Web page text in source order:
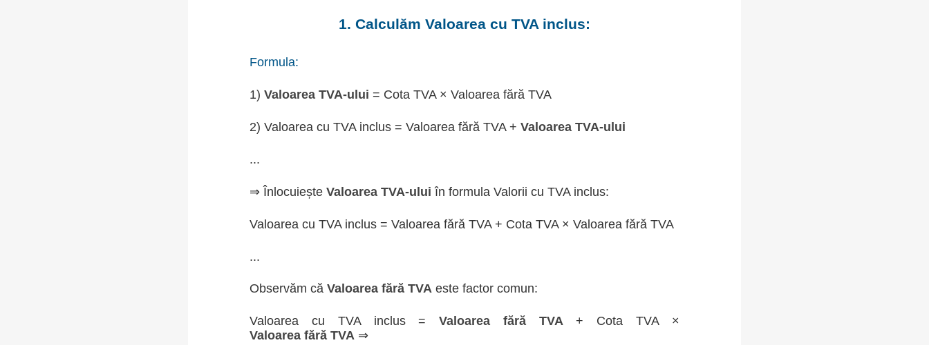
1. Calculăm Valoarea cu TVA inclus:
Formula:
1)Valoarea TVA-ului = Cota TVA × Valoarea fără TVA
2) Valoarea cu TVA inclus = Valoarea fără TVA +Valoarea TVA-ului
...
⇒ ÎnlocuieșteValoarea TVA-ului în formula Valorii cu TVA inclus:
Valoarea cu TVA inclus = Valoarea fără TVA + Cota TVA × Valoarea fără TVA
...
Observăm căValoarea fără TVA este factor comun:
Valoarea cu TVA inclus =Valoarea fără TVA+ Cota TVA ×
Valoarea fără TVA ⇒